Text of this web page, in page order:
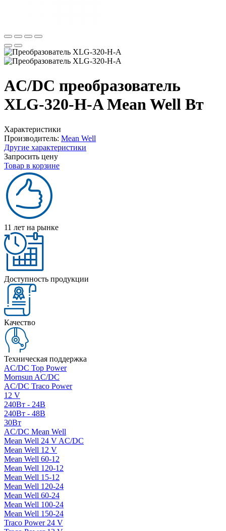
AC/DC преобразователь
XLG-320-H-A Mean Well Вт
Характеристики
Производитель: Mean Well
Другие характеристики
Запросить цену
Товар в корзине
11 лет на рынке
Доступность продукции
Качество
Техническая поддержка
AC/DC Top Power
Mornsun AC/DC
AC/DC Traco Power
12 V
240Вт - 24В
240Вт - 48В
30Вт
AC/DC Mean Well
Mean Well 24 V AC/DC
Mean Well 12 V
Mean Well 60-12
Mean Well 120-12
Mean Well 15-12
Mean Well 120-24
Mean Well 60-24
Mean Well 100-24
Mean Well 150-24
Traco Power 24 V